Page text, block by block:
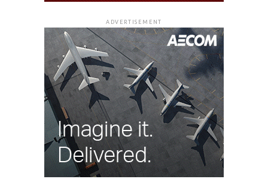
ADVERTISEMENT